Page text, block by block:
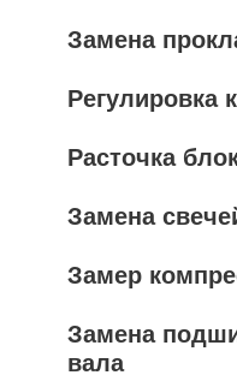
Замена
Регулировка
Расточка
Замена
Замер
Замена
вала